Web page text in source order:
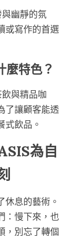
幽靜的氛
或寫作的首選
麼特色？
與精品咖
了讓顧客能透
式飲品。
為自
休息的藝術。
：慢下來，也
，別忘了轉個